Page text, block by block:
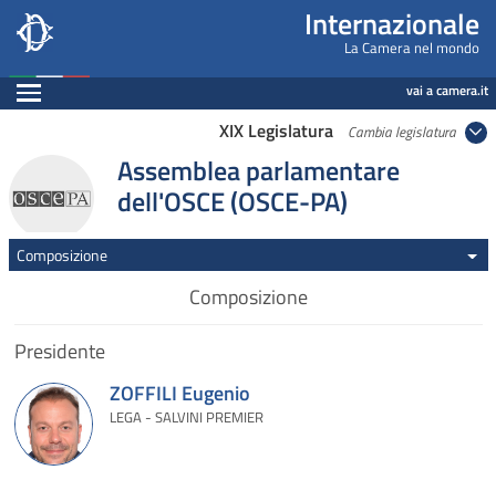
Internazionale, Camera dei Deputati -
Salta al contenuto principale
Salta al menu di navigazione Internazionale
La Camera nel mondo
Espandi vai a camera.it
XIX Legislatura Cambia legislatura
Assemblea parlamentare
dell'OSCE (OSCE-PA)
Composizione
Composizione
Presidente
ZOFFILI Eugenio
LEGA - SALVINI PREMIER
Navigazione pagine di servizio
Fine pagina
Salta al contenuto principale
Salta al menu di navigazione
Vai a inizio pagina